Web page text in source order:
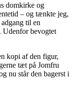
domkirke og
– og tænkte jeg,
til en
Udenfor bevogtet
kopi af den figur,
tæt på Jomfru
nu står den bagerst i